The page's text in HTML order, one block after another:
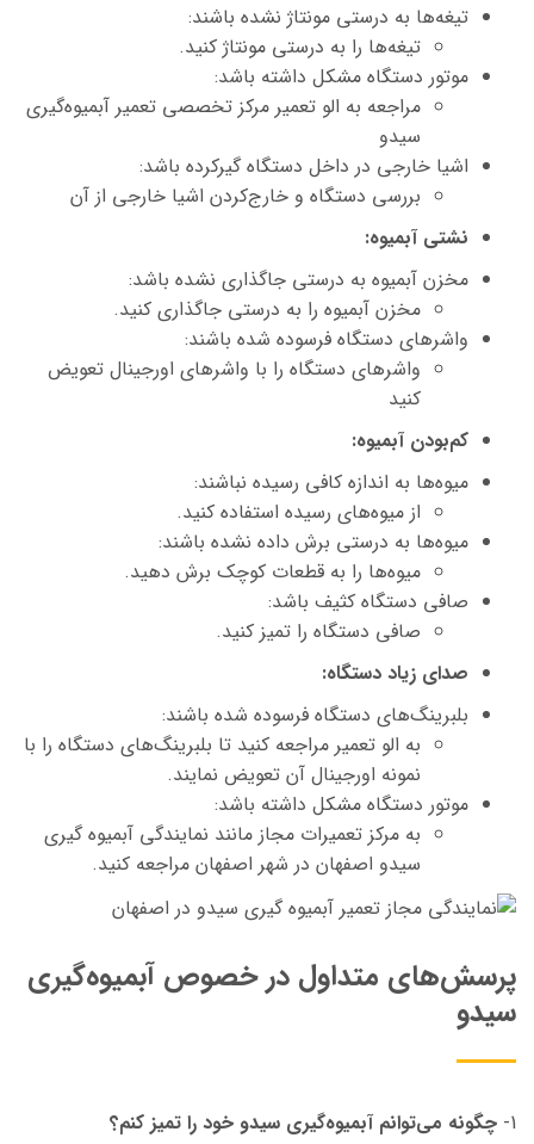
تیغه‌ها به درستی مونتاژ نشده باشند:
تیغه‌ها را به درستی مونتاژ کنید.
موتور دستگاه مشکل داشته باشد:
مراجعه به الو تعمیر مرکز تخصصی تعمیر آبمیوه‌گیری
سیدو
اشیا خارجی در داخل دستگاه گیرکرده باشد:
بررسی دستگاه و خارج‌کردن اشیا خارجی از آن
نشتی آبمیوه:
مخزن آبمیوه به درستی جاگذاری نشده باشد:
مخزن آبمیوه را به درستی جاگذاری کنید.
واشرهای دستگاه فرسوده شده باشند:
واشرهای دستگاه را با واشرهای اورجینال تعویض
کنید
کم‌بودن آبمیوه:
میوه‌ها به اندازه کافی رسیده نباشند:
از میوه‌های رسیده استفاده کنید.
میوه‌ها به درستی برش داده نشده باشند:
میوه‌ها را به قطعات کوچک برش دهید.
صافی دستگاه کثیف باشد:
صافی دستگاه را تمیز کنید.
صدای زیاد دستگاه:
بلبرینگ‌های دستگاه فرسوده شده باشند:
به الو تعمیر مراجعه کنید تا بلبرینگ‌های دستگاه را با
نمونه اورجینال آن تعویض نمایند.
موتور دستگاه مشکل داشته باشد:
به مرکز تعمیرات مجاز مانند نمایندگی آبمیوه گیری
سیدو اصفهان در شهر اصفهان مراجعه کنید.
پرسش‌های متداول در خصوص آبمیوه‌گیری
سیدو
1- چگونه می‌توانم آبمیوه‌گیری سیدو خود را تمیز کنم؟